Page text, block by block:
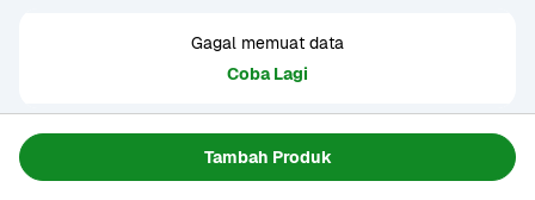
Tambah Produk
Gagal memuat data
Coba Lagi
Informasi Produk
Origin : Local/Indonesia